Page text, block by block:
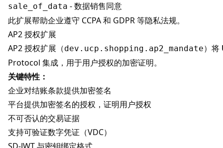
sale_of_data - 数据销售同意
此扩展帮助企业遵守 CCPA 和 GDPR 等隐私法规。
AP2 授权扩展
AP2 授权扩展（dev.ucp.shopping.ap2_mandate）将
Protocol 集成，用于用户授权的加密证明。
关键特性：
企业对结账条款提供加密签名
平台提供加密签名的授权，证明用户授权
不可否认的交易证据
支持可验证数字凭证（VDC）